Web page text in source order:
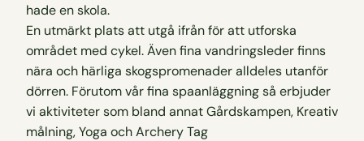
hade en skola.
En utmärkt plats att utgå ifrån för att utforska
området med cykel. Även fina vandringsleder finns
nära och härliga skogspromenader alldeles utanför
dörren. Förutom vår fina spaanläggning så erbjuder
vi aktiviteter som bland annat Gårdskampen, Kreativ
målning, Yoga och Archery Tag